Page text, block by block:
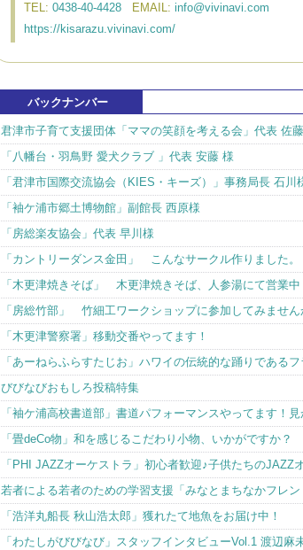
TEL: 0438-40-4428 EMAIL: info@vivinavi.com
https://kisarazu.vivinavi.com/
バックナンバー
君津市子育て支援団体「ママの笑顔を考える会」代表 佐
「八幡台・羽鳥野 愛犬クラブ 」代表 安藤 様
「君津市国際交流協会（KIES・キーズ）」事務局長 石川
「袖ケ浦市郷土博物館」副館長 西原様
「房総楽友協会」代表 早川様
「カントリーダンス金田」 こんなサークル作りました。
「木更津焼きそば」 木更津焼きそば、人参湯にて営業中
「房総竹部」 竹細工ワークショップに参加してみません
「木更津警察署」移動交番やってます！
「あーねらふらすたじお」ハワイの伝統的な踊りである
びびなびおもしろ投稿特集
「袖ケ浦高校書道部」書道パフォーマンスやってます！
「畳deCo物」和を感じるこだわり小物、いかがですか？
「PHI JAZZオーケストラ」初心者歓迎♪子供たちのJAZZ
若者による若者のための学習支援「みなとまちなかフレン
「浩洋丸船長 秋山浩太郎」獲れたて地魚をお届け中！
「わたしがびびなび」スタッフインタビューVol.1 渡辺麻